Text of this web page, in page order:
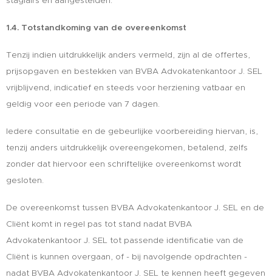
1.4. Totstandkoming van de overeenkomst
Tenzij indien uitdrukkelijk anders vermeld, zijn al de offertes,
prijsopgaven en bestekken van BVBA Advokatenkantoor J. SEL
vrijblijvend, indicatief en steeds voor herziening vatbaar en
geldig voor een periode van 7 dagen.
Iedere consultatie en de gebeurlijke voorbereiding hiervan, is,
tenzij anders uitdrukkelijk overeengekomen, betalend, zelfs
zonder dat hiervoor een schriftelijke overeenkomst wordt
gesloten.
De overeenkomst tussen BVBA Advokatenkantoor J. SEL en de
Cliënt komt in regel pas tot stand nadat BVBA
Advokatenkantoor J. SEL tot passende identificatie van de
Cliënt is kunnen overgaan, of - bij navolgende opdrachten -
nadat BVBA Advokatenkantoor J. SEL te kennen heeft gegeven